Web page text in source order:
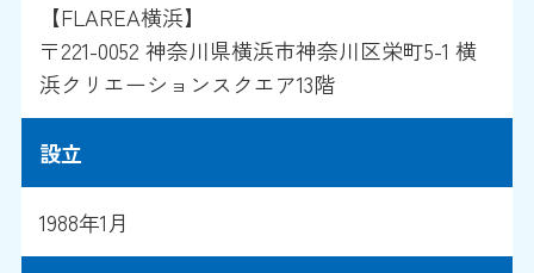
【FLAREA横浜】
〒221-0052 神奈川県横浜市神奈川区栄町5-1 横
浜クリエーションスクエア13階
設立
1988年1月